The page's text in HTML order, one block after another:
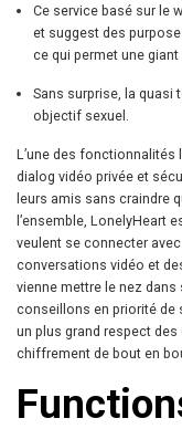
Ce service basé sur le
et suggest des
ce qui permet une
Sans surprise, la quasi
objectif sexuel.
L’une des
dialog vidéo privée et
leurs amis sans craindre
l’ensemble, LonelyHeart
veulent se connecter
conversations vidéo et
vienne mettre le nez
conseillons en priorité de
un plus grand respect
chiffrement de bout en